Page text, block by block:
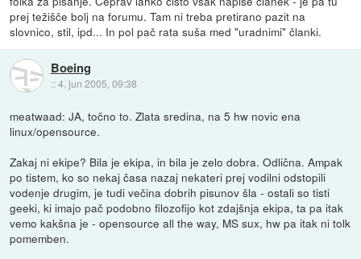
prej težišče bolj na forumu. Tam ni treba pretirano pazit na
slovnico, stil, ipd... In pol pač rata suša med "uradnimi" članki.
Boeing
::4. jun 2005, 09:38
meatwaad: JA, točno to. Zlata sredina, na 5 hw novic ena
linux/opensource.
Zakaj ni ekipe? Bila je ekipa, in bila je zelo dobra. Odlična. Ampak
po tistem, ko so nekaj časa nazaj nekateri prej vodilni odstopili
vodenje drugim, je tudi večina dobrih pisunov šla - ostali so tisti
geeki, ki imajo pač podobno filozofijo kot zdajšnja ekipa, ta pa itak
vemo kakšna je - opensource all the way, MS sux, hw pa itak ni tolk
pomemben.